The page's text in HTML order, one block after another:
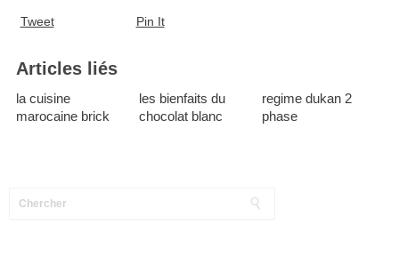
Tweet Pin It
Articles liés
la cuisine
marocaine brick
les bienfaits du
chocolat blanc
regime dukan 2
phase